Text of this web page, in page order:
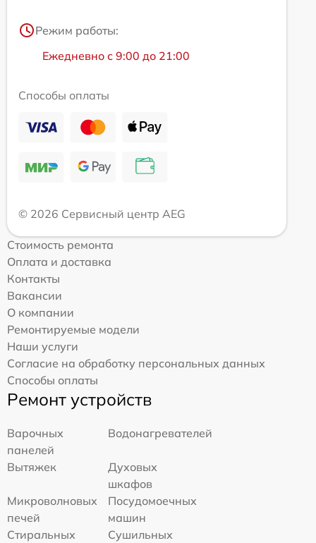
Режим работы:
Ежедневно с 9:00 до 21:00
Способы оплаты
© 2026 Сервисный центр AEG
Стоимость ремонта
Оплата и доставка
Контакты
Вакансии
О компании
Ремонтируемые модели
Наши услуги
Согласие на обработку персональных данных
Способы оплаты
Ремонт устройств
Варочных
панелей
Водонагревателей
Вытяжек
Духовых
шкафов
Микроволновых
печей
Посудомоечных
машин
Стиральных
Сушильных